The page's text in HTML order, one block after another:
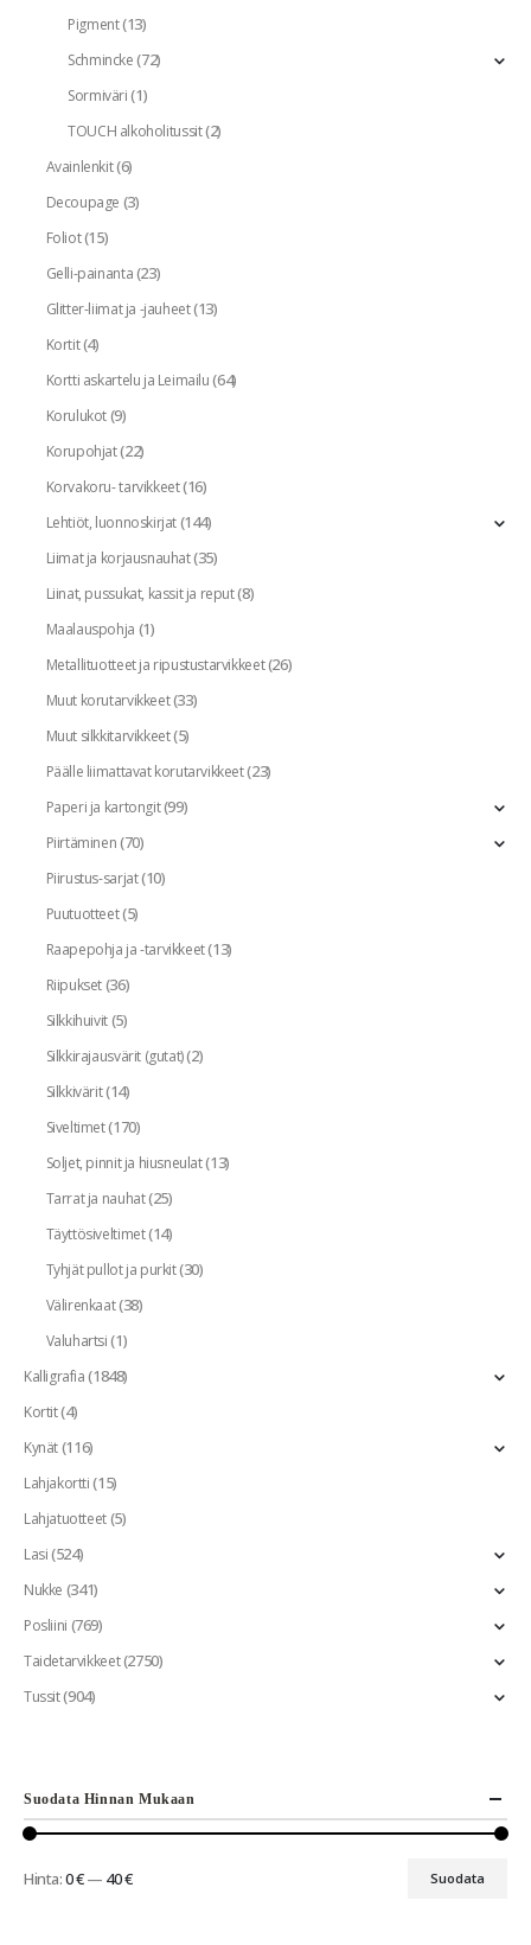
Pigment(13)
Schmincke(72)
Sormiväri(1)
TOUCH alkoholitussit(2)
Avainlenkit(6)
Decoupage (3)
Foliot(15)
Gelli-painanta(23)
Glitter-liimat ja -jauheet(13)
Kortit(4)
Kortti askartelu ja Leimailu(64)
Korulukot(9)
Korupohjat(22)
Korvakoru- tarvikkeet(16)
Lehtiöt, luonnoskirjat(144)
Liimat ja korjausnauhat(35)
Liinat, pussukat, kassit ja reput(8)
Maalauspohja (1)
Metallituotteet ja ripustustarvikkeet(26)
Muut korutarvikkeet(33)
Muut silkkitarvikkeet(5)
Päälle liimattavat korutarvikkeet(23)
Paperi ja kartongit(99)
Piirtäminen(70)
Piirustus-sarjat(10)
Puutuotteet(5)
Raapepohja ja -tarvikkeet(13)
Riipukset(36)
Silkkihuivit(5)
Silkkirajausvärit (gutat)(2)
Silkkivärit(14)
Siveltimet(170)
Soljet, pinnit ja hiusneulat(13)
Tarrat ja nauhat(25)
Täyttösiveltimet(14)
Tyhjät pullot ja purkit(30)
Välirenkaat(38)
Valuhartsi(1)
Kalligrafia(1848)
Kortit(4)
Kynät(116)
Lahjakortti(15)
Lahjatuotteet(5)
Lasi(524)
Nukke (341)
Posliini (769)
Taidetarvikkeet(2750)
Tussit(904)
Suodata Hinnan Mukaan
Suodata
Hinta:0 €— 40 €